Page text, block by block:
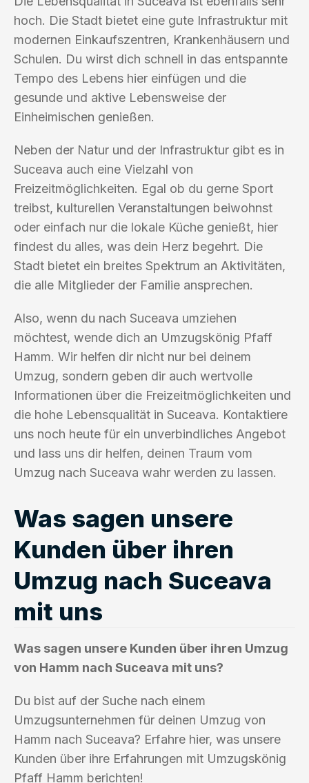
hoch. Die Stadt bietet eine gute Infrastruktur mit
modernen Einkaufszentren, Krankenhäusern und
Schulen. Du wirst dich schnell in das entspannte
Tempo des Lebens hier einfügen und die
gesunde und aktive Lebensweise der
Einheimischen genießen.
Neben der Natur und der Infrastruktur gibt es in
Suceava auch eine Vielzahl von
Freizeitmöglichkeiten. Egal ob du gerne Sport
treibst, kulturellen Veranstaltungen beiwohnst
oder einfach nur die lokale Küche genießt, hier
findest du alles, was dein Herz begehrt. Die
Stadt bietet ein breites Spektrum an Aktivitäten,
die alle Mitglieder der Familie ansprechen.
Also, wenn du nach Suceava umziehen
möchtest, wende dich an Umzugskönig Pfaff
Hamm. Wir helfen dir nicht nur bei deinem
Umzug, sondern geben dir auch wertvolle
Informationen über die Freizeitmöglichkeiten und
die hohe Lebensqualität in Suceava. Kontaktiere
uns noch heute für ein unverbindliches Angebot
und lass uns dir helfen, deinen Traum vom
Umzug nach Suceava wahr werden zu lassen.
Was sagen unsere
Kunden über ihren
Umzug nach Suceava
mit uns
Was sagen unsere Kunden über ihren Umzug
von Hamm nach Suceava mit uns?
Du bist auf der Suche nach einem
Umzugsunternehmen für deinen Umzug von
Hamm nach Suceava? Erfahre hier, was unsere
Kunden über ihre Erfahrungen mit Umzugskönig
Pfaff Hamm berichten!